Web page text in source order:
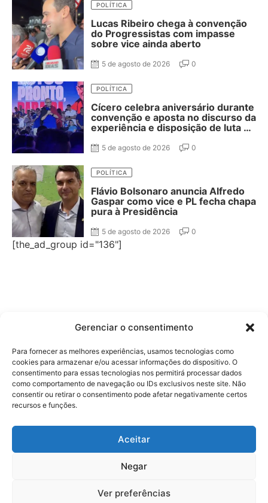
Gerenciar o consentimento
Para fornecer as melhores experiências, usamos tecnologias como
cookies para armazenar e/ou acessar informações do dispositivo. O
consentimento para essas tecnologias nos permitirá processar dados
como comportamento de navegação ou IDs exclusivos neste site. Não
consentir ou retirar o consentimento pode afetar negativamente certos
recursos e funções.
Aceitar
Negar
Ver preferências
POLÍTICA
Lucas Ribeiro chega à convenção
do Progressistas com impasse
sobre vice ainda aberto
5 de agosto de 2026 0
POLÍTICA
Cícero celebra aniversário durante
convenção e aposta no discurso da
experiência e disposição de luta na
5 de agosto de 2026 0
POLÍTICA
Flávio Bolsonaro anuncia Alfredo
Gaspar como vice e PL fecha chapa
pura à Presidência
5 de agosto de 2026 0
[the_ad_group id="136"]